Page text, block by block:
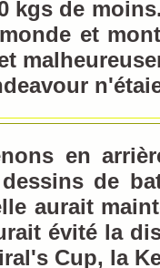
kgs de
et
en
de
aurait
évité la
Cup, la